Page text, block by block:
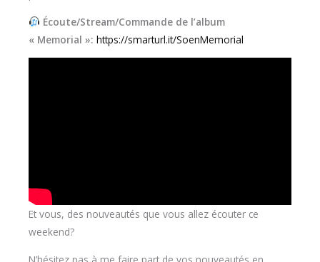
Écoute/Stream/Commande de l’album
« Memorial »: https://smarturl.it/SoenMemorial
Et vous, des nouveautés que vous allez écouter ce
weekend?